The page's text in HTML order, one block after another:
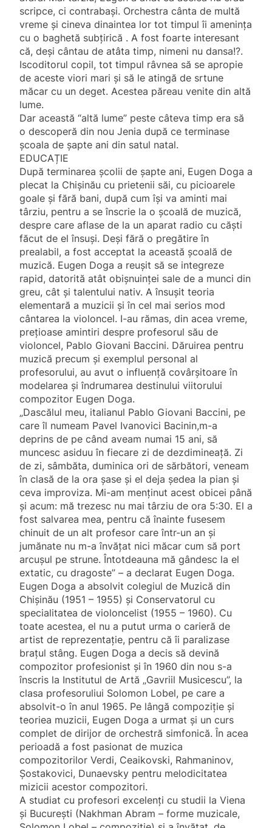
scripce, ci contrabaşi. Orchestra cânta de multă
vreme și cineva dinaintea lor tot timpul îi amenința
cu o baghetă subţirică . A fost foarte interesant
că, deși cântau de atâta timp, nimeni nu dansa!?.
Iscoditorul copil, tot timpul râvnea să se apropie
de aceste viori mari şi să le atingă de srtune
măcar cu un deget. Acestea păreau venite din altă
lume.
Dar această “altă lume” peste câteva timp era să
o descoperă din nou Jenia după ce terminase
şcoala de şapte ani din satul natal.
EDUCAȚIE
După terminarea şcolii de şapte ani, Eugen Doga a
plecat la Chișinău cu prietenii săi, cu picioarele
goale și fără bani, după cum își va aminti mai
târziu, pentru a se înscrie la o școală de muzică,
despre care aflase de la un aparat radio cu căşti
făcut de el însuşi. Deși fără o pregătire în
prealabil, a fost acceptat la această școală de
muzică. Eugen Doga a reușit să se integreze
rapid, datorită atât obișnuinței sale de a munci din
greu, cât și talentului nativ. A însuşit teoria
elementară a muzicii şi în cel mai serios mod
cântarea la violoncel. I-au rămas, din acea vreme,
prețioase amintiri despre profesorul său de
violoncel, Pablo Giovani Baccini. Dăruirea pentru
muzică precum și exemplul personal al
profesorului, au avut o influență covârșitoare în
modelarea și îndrumarea destinului viitorului
compozitor Eugen Doga.
„Dascălul meu, italianul Pablo Giovani Baccini, pe
care îl numeam Pavel Ivanovici Bacinin,m-a
deprins de pe când aveam numai 15 ani, să
muncesc asiduu în fiecare zi de dezdimineaţă. Zi
de zi, sâmbăta, duminica ori de sărbători, veneam
în clasă de la ora șase și el deja ședea la pian şi
ceva improviza. Mi-am menținut acest obicei până
şi acum: mă trezesc nu mai târziu de ora 5:30. El a
fost salvarea mea, pentru că înainte fusesem
chinuit de un alt profesor care într-un an şi
jumănate nu m-a învățat nici măcar cum să port
arcușul pe strune. Întotdeauna mă gândesc la el
extatic, cu dragoste” – a declarat Eugen Doga.
Eugen Doga a absolvit colegiul de Muzică din
Chișinău (1951 – 1955) și Conservatorul cu
specialitatea de violoncelist (1955 – 1960). Cu
toate acestea, el nu a putut urma o carieră de
artist de reprezentație, pentru că îi paralizase
braţul stâng. Eugen Doga a decis să devină
compozitor profesionist și în 1960 din nou s-a
înscris la Institutul de Artă „Gavriil Musicescu”, la
clasa profesoruliui Solomon Lobel, pe care a
absolvit-o în anul 1965. Pe lângă compoziție și
teoriea muzicii, Eugen Doga a urmat și un curs
complet de dirijor de orchestră simfonică. În acea
perioadă a fost pasionat de muzica
compozitorilor Verdi, Ceaikovski, Rahmaninov,
Șostakovici, Dunaevsky pentru melodicitatea
mizicii acestor compozitori.
A studiat cu profesori excelenți cu studii la Viena
și București (Nakhman Abram – forme muzicale,